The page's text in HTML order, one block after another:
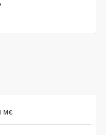
M€